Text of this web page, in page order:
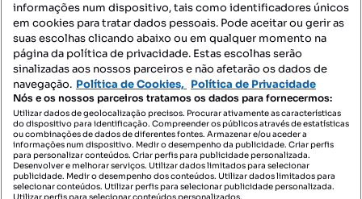
Mapa do Site
Contacte-nos
SIGA-NOS:
DESCARREGAR NA:
informações num dispositivo, tais como identificadores únicos
em cookies para tratar dados pessoais. Pode aceitar ou gerir as
suas escolhas clicando abaixo ou em qualquer momento na
página da política de privacidade. Estas escolhas serão
sinalizadas aos nossos parceiros e não afetarão os dados de
navegação. Política de Cookies, Política de Privacidade
Nós e os nossos parceiros tratamos os dados para fornecermos:
Utilizar dados de geolocalização precisos. Procurar ativamente as características
do dispositivo para identificação. Compreender os públicos através de estatísticas
ou combinações de dados de diferentes fontes. Armazenar e/ou aceder a
informações num dispositivo. Medir o desempenho da publicidade. Criar perfis
para personalizar conteúdos. Criar perfis para publicidade personalizada.
Desenvolver e melhorar serviços. Utilizar dados limitados para selecionar
publicidade. Medir o desempenho dos conteúdos. Utilizar dados limitados para
selecionar conteúdos. Utilizar perfis para selecionar publicidade personalizada.